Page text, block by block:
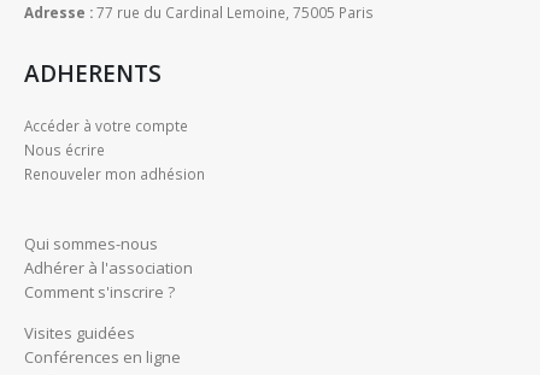
Adresse :77 rue du Cardinal Lemoine, 75005 Paris
ADHERENTS
Accéder à votre compte
Nous écrire
Renouveler mon adhésion
Qui sommes-nous
Adhérer à l'association
Comment s'inscrire ?
Visites guidées
Conférences en ligne